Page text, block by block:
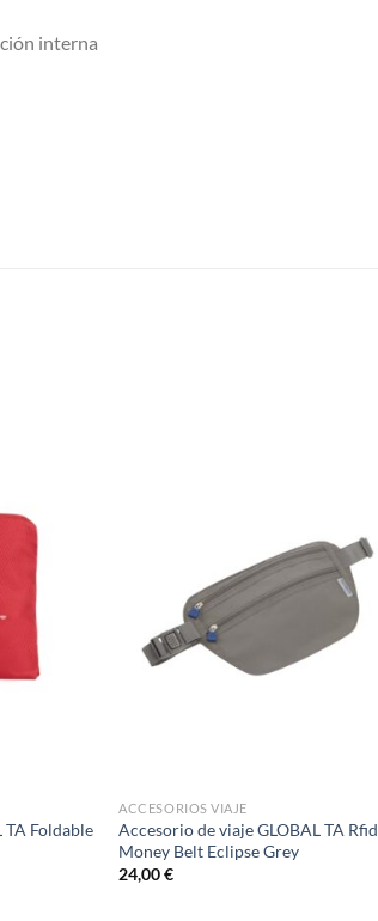
interna
TA Foldable
ACCESORIOS VIAJE
Accesorio de viaje GLOBAL TA Rfid
Money Belt Eclipse Grey
24,00€